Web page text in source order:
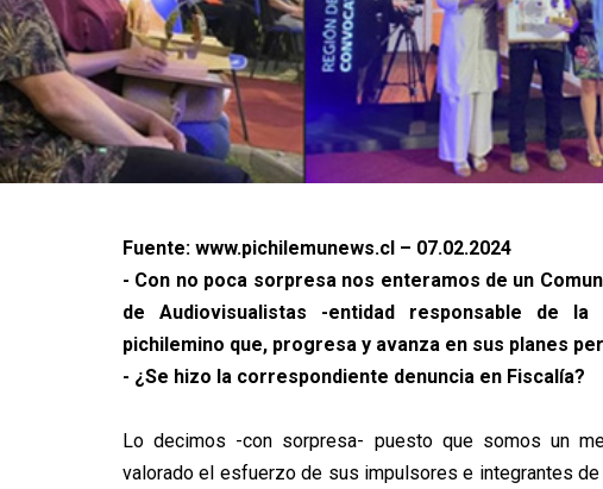
Fuente: www.pichilemunews.cl – 07.02.2024
- Con no poca sorpresa nos enteramos de un
de Audiovisualistas -entidad responsable de
pichilemino que, progresa y avanza en sus planes
- ¿Se hizo la correspondiente denuncia en Fiscalía?
Lo decimos -con sorpresa- puesto que somos un
valorado el esfuerzo de sus impulsores e integrantes